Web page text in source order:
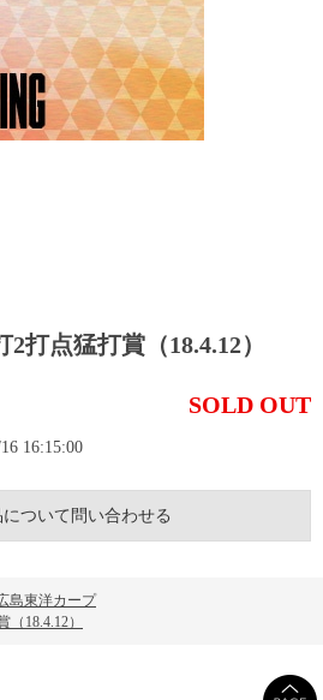
2打点猛打賞（18.4.12）
SOLD OUT
16:15:00
について問い合わせる
島東洋カープ
（18.4.12）